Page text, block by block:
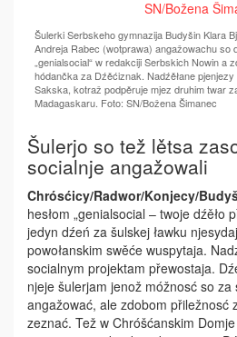
Šulerki Serbskeho gymnazija Budyšin Klara
Andreja Rabec (wotprawa) angažowachu so
„genialsocial“ w redakciji Serbskich Nowin a
hódančka za Dźěćiznak. Nadźěłane
Sakska, kotraž podpěruje mjez druhim twar
Madagaskaru. Foto: SN/Božena Šimanec
Šulerjo so tež lětsa
socialnje angažowali
Chrósćicy/Radwor/Konjecy/
hesłom „genialsocial – twoje dźěło
jedyn dźeń za šulskej ławku
powołanskim swěće wuspytaja.
socialnym projektam přewostaja.
njeje šulerjam jenož móžnosć so za
angažować, ale zdobom přiležnosć
zeznać. Tež w Chróšćanskim